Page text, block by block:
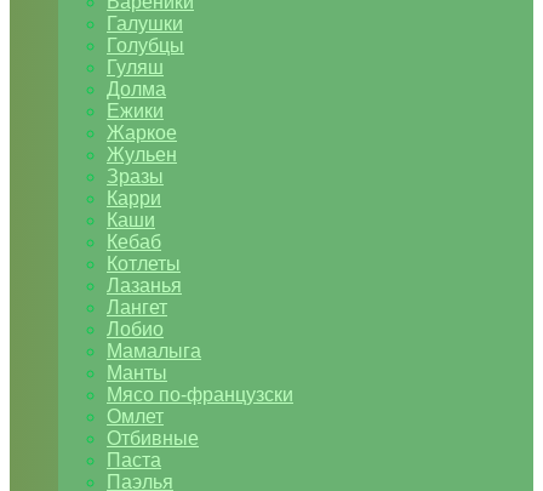
Галушки
Голубцы
Гуляш
Долма
Ежики
Жаркое
Жульен
Зразы
Карри
Каши
Кебаб
Котлеты
Лазанья
Лангет
Лобио
Мамалыга
Манты
Мясо по-французски
Омлет
Отбивные
Паста
Паэлья